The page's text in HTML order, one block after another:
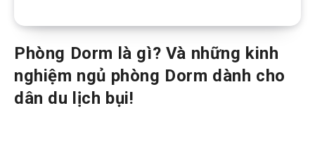
Phòng Dorm là gì? Và những kinh
nghiệm ngủ phòng Dorm dành cho
dân du lịch bụi!